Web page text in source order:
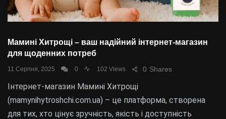
Мамині Хитрощі – ваш надійний інтернет-магазин
для щоденних потреб
11 Серпня, 2025 0 102 Views Shares
0
Інтернет-магазин Мамині Хитрощі
(mamynihytroshchi.com.ua) – це платформа, створена
для тих, хто цінує зручність, якість і доступність